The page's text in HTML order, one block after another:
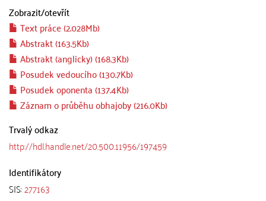
Zobrazit/otevřít
Text práce (2.028Mb)
Abstrakt (163.5Kb)
Abstrakt (anglicky) (168.3Kb)
Posudek vedoucího (130.7Kb)
Posudek oponenta (137.4Kb)
Záznam o průběhu obhajoby (216.0Kb)
Trvalý odkaz
http://hdl.handle.net/20.500.11956/197459
Identifikátory
SIS:277163